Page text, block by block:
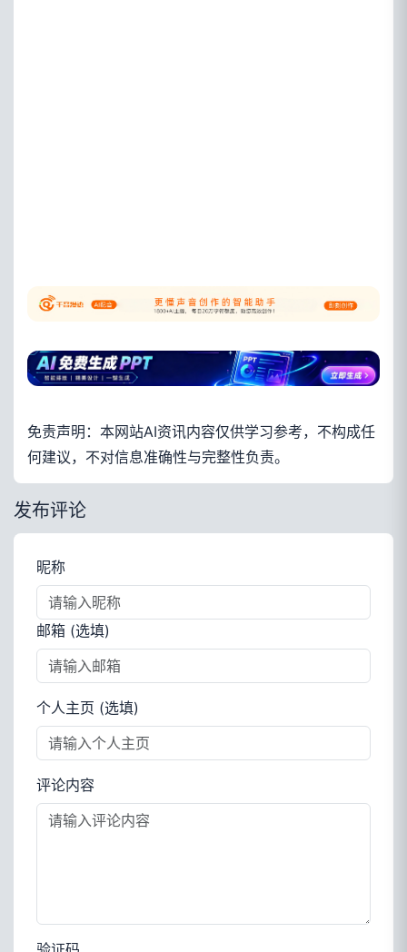
免责声明：本网站AI资讯内容仅供学习参考，不构成任
何建议，不对信息准确性与完整性负责。
发布评论
昵称
邮箱 (选填)
个人主页 (选填)
评论内容